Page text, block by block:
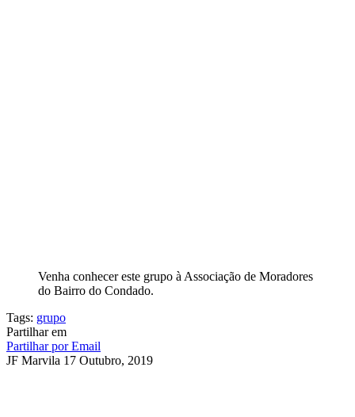
Venha conhecer este grupo à Associação de Moradores
do Bairro do Condado.
Tags: grupo
Partilhar em
Partilhar por Email
JF Marvila 17 Outubro, 2019